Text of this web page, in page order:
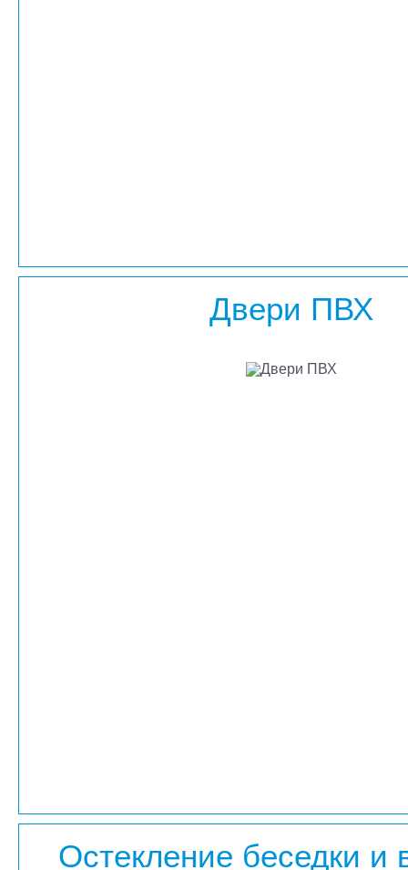
Двери ПВХ
Остекление беседки и